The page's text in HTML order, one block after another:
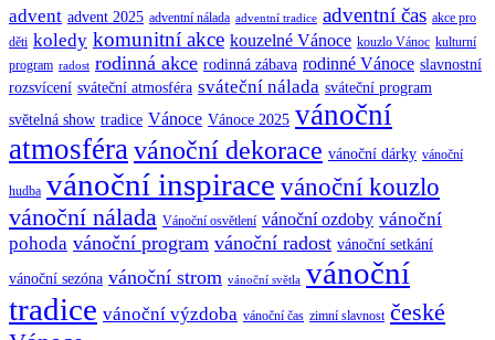
advent advent 2025 adventní nálada adventní tradice adventní čas akce pro
děti koledy komunitní akce kouzelné Vánoce kouzlo Vánoc kulturní
program radost rodinná akce rodinná zábava rodinné Vánoce slavnostní
rozsvícení sváteční atmosféra sváteční nálada sváteční program
světelná show tradice Vánoce Vánoce 2025 vánoční
atmosféravánoční dekorace vánoční dárky vánoční
hudba vánoční inspirace vánoční kouzlo
vánoční nálada Vánoční osvětlení vánoční ozdoby vánoční
pohoda vánoční program vánoční radost vánoční setkání
vánoční sezóna vánoční strom vánoční světla vánoční
tradice vánoční výzdoba vánoční čas zimní slavnost české